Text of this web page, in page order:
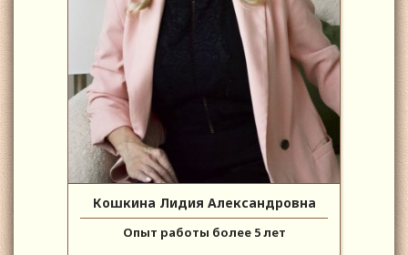
Кошкина Лидия Александровна
Опыт работы более 5 лет